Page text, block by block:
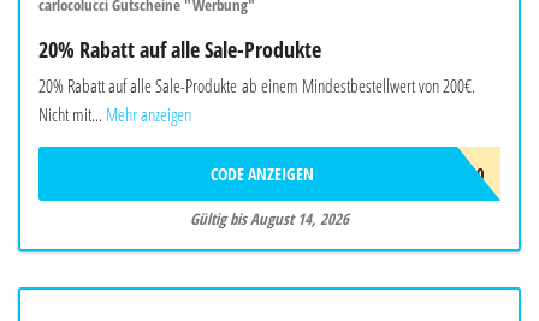
carlocolucci Gutscheine "Werbung"
20% Rabatt auf alle Sale-Produkte
20% Rabatt auf alle Sale-Produkte ab einem Mindestbestellwert von 200€.
Nicht mit... Mehr anzeigen
EXTRA20
CODE ANZEIGEN
Gültig bis August 14, 2026